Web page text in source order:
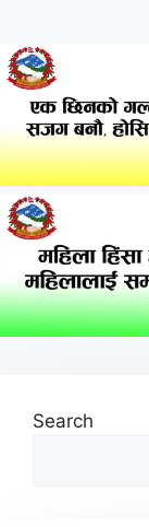
Search